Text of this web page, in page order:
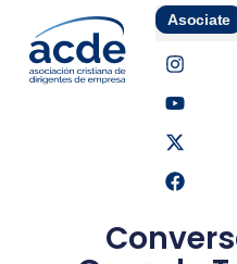
Asociate